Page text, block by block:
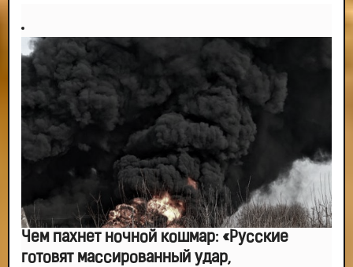
Чем пахнет ночной кошмар: «Русские
готовят массированный удар,